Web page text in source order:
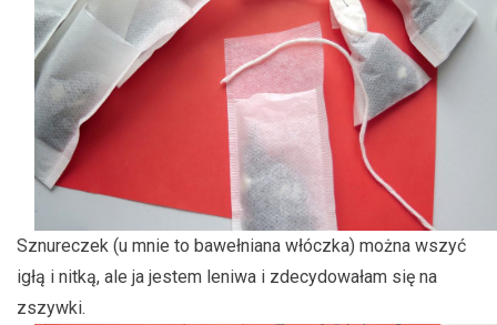
Sznureczek (u mnie to bawełniana włóczka) można wszyć
igłą i nitką, ale ja jestem leniwa i zdecydowałam się na
zszywki.